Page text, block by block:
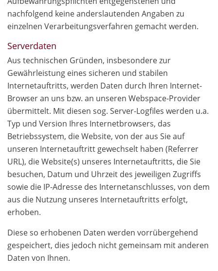
nachfolgend keine anderslautenden Angaben zu
einzelnen Verarbeitungsverfahren gemacht werden.
Serverdaten
Aus technischen Gründen, insbesondere zur
Gewährleistung eines sicheren und stabilen
Internetauftritts, werden Daten durch Ihren Internet-
Browser an uns bzw. an unseren Webspace-Provider
übermittelt. Mit diesen sog. Server-Logfiles werden u.a.
Typ und Version Ihres Internetbrowsers, das
Betriebssystem, die Website, von der aus Sie auf
unseren Internetauftritt gewechselt haben (Referrer
URL), die Website(s) unseres Internetauftritts, die Sie
besuchen, Datum und Uhrzeit des jeweiligen Zugriffs
sowie die IP-Adresse des Internetanschlusses, von dem
aus die Nutzung unseres Internetauftritts erfolgt,
erhoben.
Diese so erhobenen Daten werden vorrübergehend
gespeichert, dies jedoch nicht gemeinsam mit anderen
Daten von Ihnen.